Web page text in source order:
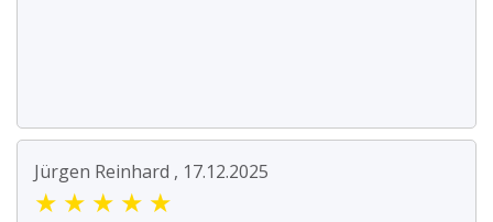
Jürgen Reinhard , 17.12.2025
★ ★ ★ ★ ★